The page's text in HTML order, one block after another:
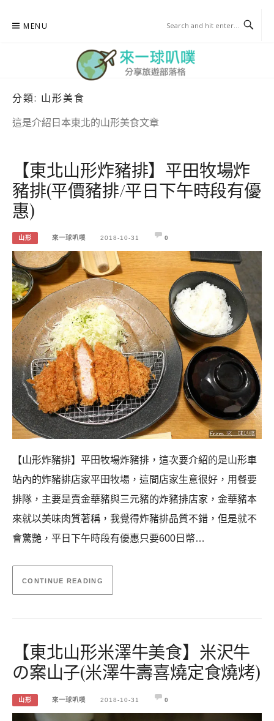
MENU
來一球叭噗
分類: 山形美食
這是介紹日本東北的山形美食文章
【東北山形炸豬排】平田牧場炸
豬排(平價豬排/平日下午時段有優
惠)
山形 來一球叭噗 2018-10-31 0
【山形炸豬排】平田牧場炸豬排，這次要介紹的是山形車
站內的炸豬排店家平田牧場，這間店家生意很好，用餐要
排隊，主要是賣金華豬與三元豬的炸豬排店家，金華豬本
來就以美味肉質著稱，我覺得炸豬排品質不錯，但是就不
會驚艷，平日下午時段有優惠只要600日幣…
CONTINUE READING
【東北山形米澤牛美食】米沢牛
の案山子(米澤牛壽喜燒定食燒烤)
山形 來一球叭噗 2018-10-31 0